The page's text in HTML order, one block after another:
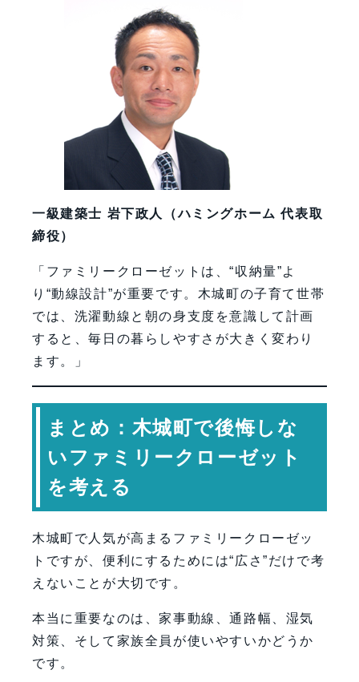
一級建築士 岩下政人（ハミングホーム 代表取
締役）
「ファミリークローゼットは、“収納量”よ
り“動線設計”が重要です。木城町の子育て世帯
では、洗濯動線と朝の身支度を意識して計画
すると、毎日の暮らしやすさが大きく変わり
ます。」
まとめ：木城町で後悔しな
いファミリークローゼット
を考える
木城町で人気が高まるファミリークローゼッ
トですが、便利にするためには“広さ”だけで考
えないことが大切です。
本当に重要なのは、家事動線、通路幅、湿気
対策、そして家族全員が使いやすいかどうか
です。